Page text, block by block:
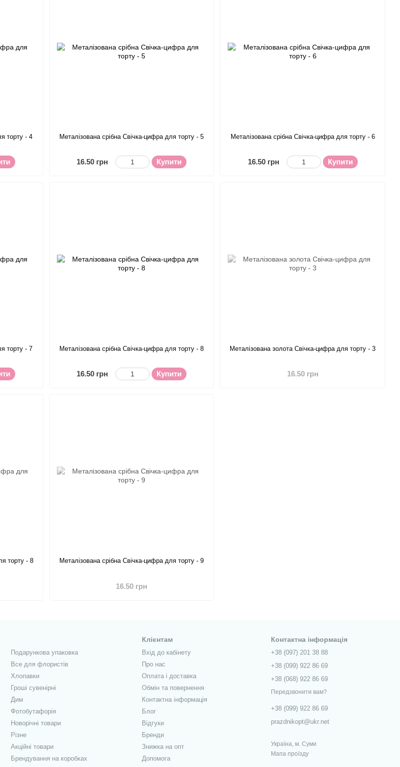
торту - 4 Металізована срібна Свічка-цифра для торту - 5
16.50 грн Купити
Металізована срібна Свічка-цифра для торту - 6
16.50 грн Купити
торту - 7 Металізована срібна Свічка-цифра для торту - 8
16.50 грн Купити
Металізована золота Свічка-цифра для торту - 3
16.50 грн
торту - 8 Металізована срібна Свічка-цифра для торту - 9
16.50 грн
Подарункова упаковка
Все для флористів
Хлопавки
Гроші сувенірні
Дим
Фотобутафорія
Новорічні товари
Різне
Акційні товари
Брендування на коробках
Клієнтам
Вхід до кабінету
Про нас
Оплата і доставка
Обмін та повернення
Контактна інформація
Блог
Відгуки
Бренди
Знижка на опт
Допомога
Контактна інформація
+38 (097) 201 38 88
+38 (099) 922 86 69
+38 (068) 922 86 69
Передзвонити вам?
+38 (099) 922 86 69
prazdnikopt@ukr.net
Україна, м. Суми
Мапа проїзду